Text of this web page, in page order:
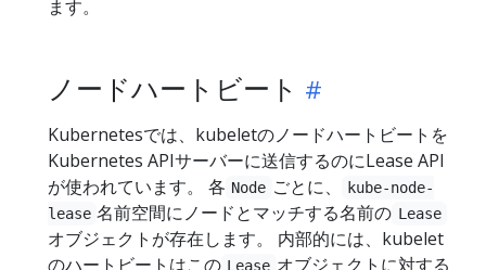
ます。
ノードハートビート
Kubernetesでは、kubeletのノードハートビートを
Kubernetes APIサーバーに送信するのにLease API
が使われています。 各 Node ごとに、
kube-node-
lease 名前空間にノードとマッチする名前の Lease
オブジェクトが存在します。 内部的には、kubelet
のハートビートはこの Lease オブジェクトに対する